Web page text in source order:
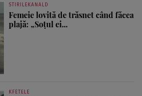
STIRILEKANALD
Femeie lovită de trăsnet când făcea
plajă: „Soțul ei...
KFETELE